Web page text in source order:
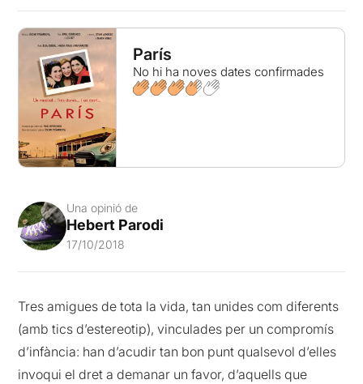
París
No hi ha noves dates confirmades
Una opinió de
Hebert Parodi
17/10/2018
Tres amigues de tota la vida, tan unides com diferents
(amb tics d’estereotip), vinculades per un compromís
d’infància: han d’acudir tan bon punt qualsevol d’elles
invoqui el dret a demanar un favor, d’aquells que